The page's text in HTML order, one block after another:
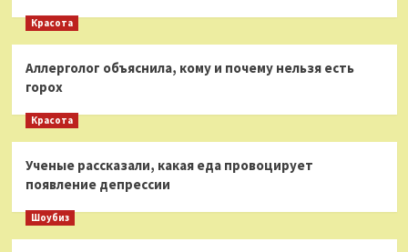
Красота
Аллерголог объяснила, кому и почему нельзя есть
горох
Красота
Ученые рассказали, какая еда провоцирует
появление депрессии
Шоубиз